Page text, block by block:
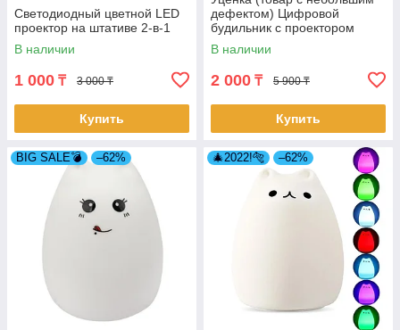
Светодиодный цветной LED
проектор на штативе 2-в-1
В наличии
1 000 ₸ 3 000 ₸
Купить
дефектом) Цифровой
будильник с проектором
(4501/1)
В наличии
2 000 ₸ 5 900 ₸
Купить
BIG SALE💣 –62% 🎄2022!🐅 –62%